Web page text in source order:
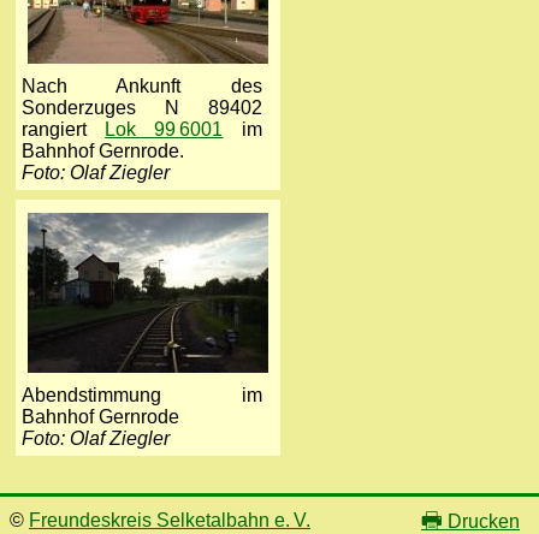
Nach Ankunft des
Sonderzuges N 89402
rangiert
Lok 99 6001 im
Bahnhof Gernrode.
Foto: Olaf Ziegler
Abendstimmung im
Bahnhof Gernrode
Foto: Olaf Ziegler
© Freundeskreis Selketalbahn e. V. 🖶 Drucken